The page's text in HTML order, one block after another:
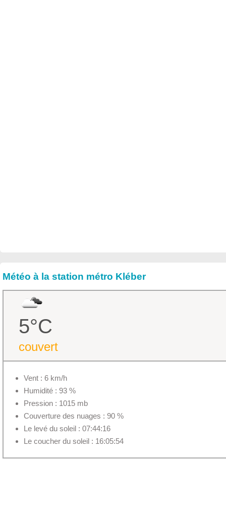
Météo à la station métro Kléber
5°C
couvert
Vent : 6 km/h
Humidité : 93 %
Pression : 1015 mb
Couverture des nuages : 90 %
Le levé du soleil : 07:44:16
Le coucher du soleil : 16:05:54